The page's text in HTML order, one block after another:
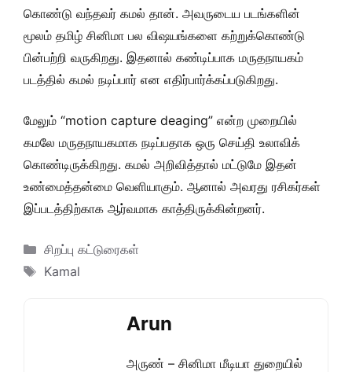
கொண்டு வந்தவர் கமல் தான். அவருடைய படங்களின்
மூலம் தமிழ் சினிமா பல விஷயங்களை கற்றுக்கொண்டு
பின்பற்றி வருகிறது. இதனால் கண்டிப்பாக மருதநாயகம்
படத்தில் கமல் நடிப்பார் என எதிர்பார்க்கப்படுகிறது.
மேலும் “motion capture deaging” என்ற முறையில்
கமலே மருதநாயகமாக நடிப்பதாக ஒரு செய்தி உலாவிக்
கொண்டிருக்கிறது. கமல் அறிவித்தால் மட்டுமே இதன்
உண்மைத்தன்மை வெளியாகும். ஆனால் அவரது ரசிகர்கள்
இப்படத்திற்காக ஆர்வமாக காத்திருக்கின்றனர்.
Categories
சிறப்பு கட்டுரைகள்
Tags
Kamal
Arun
அருண் – சினிமா மீடியா துறையில்